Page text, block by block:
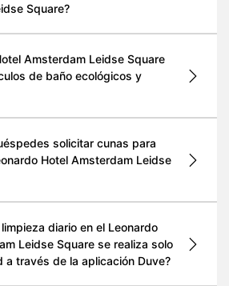
Square?
Amsterdam Leidse Square
de baño ecológicos y
solicitar cunas para
Hotel Amsterdam Leidse
diario en el Leonardo
Leidse Square se realiza solo
a través de la aplicación Duve?